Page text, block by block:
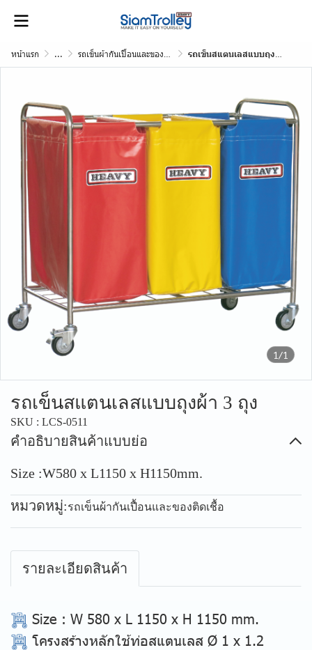
หน้าแรก ... รถเข็นผ้ากันเปื้อนและของติดเชื้อ รถเข็นสแตนเลสแบบถุงผ้า 3 ถุง
1/1
รถเข็นสแตนเลสแบบถุงผ้า 3 ถุง
SKU : LCS-0511
คำอธิบายสินค้าแบบย่อ
Size :W580 x L1150 x H1150mm.
หมวดหมู่:รถเข็นผ้ากันเปื้อนและของติดเชื้อ
รายละเอียดสินค้า
Size : W 580 x L 1150 x H 1150 mm.
โครงสร้างหลักใช้ท่อสแตนเลส Ø 1 x 1.2